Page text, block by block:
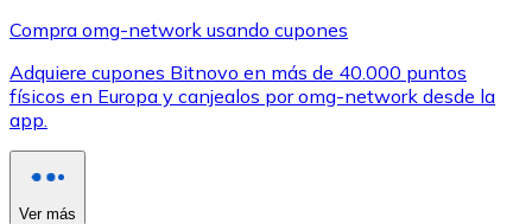
Compra omg-network usando cupones
Adquiere cupones Bitnovo en más de 40.000 puntos
físicos en Europa y canjealos por omg-network desde la
app.
Ver más